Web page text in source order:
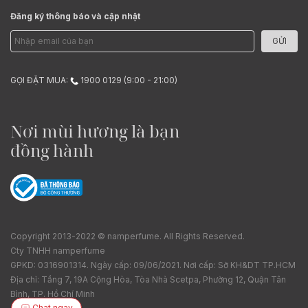
Đăng ký thông báo và cập nhật
GỬI
GỌI ĐẶT MUA: 1900 0129 (9:00 - 21:00)
Nơi mùi hương là bạn
đồng hành
Copyright 2013-2022 © namperfume. All Rights Reserved.
Cty TNHH namperfume
GPKD: 0316901314. Ngày cấp: 09/06/2021. Nơi cấp: Sở KH&DT TP.HCM
Địa chỉ: Tầng 7, 19A Cộng Hòa, Tòa Nhà Scetpa, Phường 12, Quận Tân
Bình, TP. Hồ Chí Minh